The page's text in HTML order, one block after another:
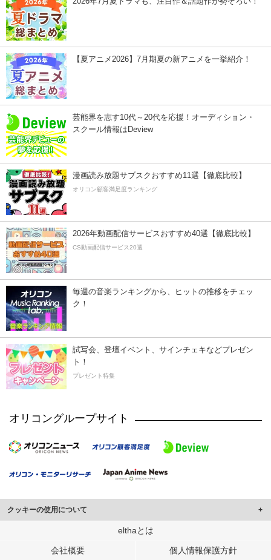
【夏アニメ2026】7月期夏の新アニメを一挙紹介！
芸能界を志す10代～20代を応援！オーディション・
スクール情報はDeview
漫画読み放題サブスクおすすめ11選【徹底比較】
オリコン顧客満足度ランキング
2026年動画配信サービスおすすめ40選【徹底比較】
CS動画配信サービス20選
毎週の音楽ランキングから、ヒットの推移をチェッ
ク！
試写会、登壇イベント、サインチェキなどプレゼン
ト！
プレゼント特集
オリコングループサイト
クッキーの使用について
このサイトでは Cookie を使用して、ユーザーに合わせたコンテンツや広告の
行っています。
elthaとは
会社概要 個人情報保護方針